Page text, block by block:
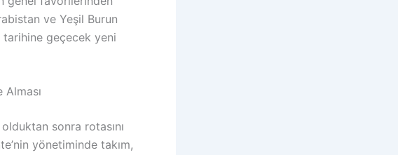
ve Yeşil Burun
tarihine geçecek yeni
Alması
sonra rotasını
yönetiminde takım,